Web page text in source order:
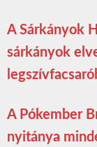
A Sárkányok
sárkányok
A Pókember
nyitánya